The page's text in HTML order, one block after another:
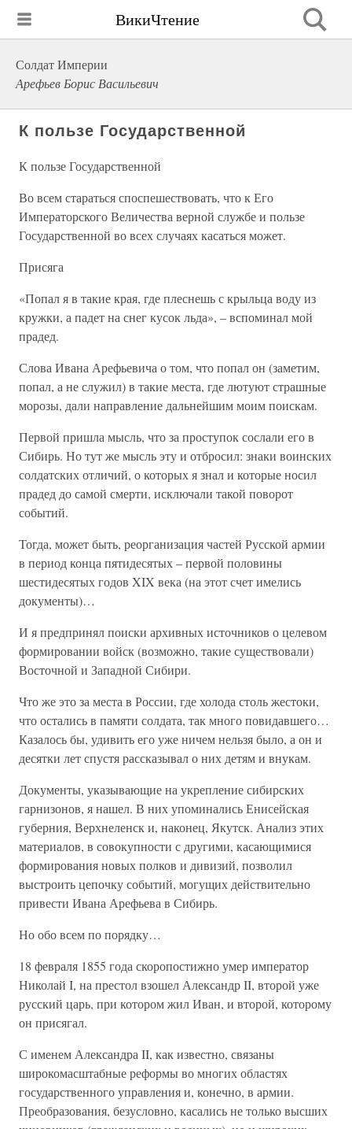
ВикиЧтение
Солдат Империи
Арефьев Борис Васильевич
К пользе Государственной
К пользе Государственной
Во всем стараться споспешествовать, что к Его
Императорского Величества верной службе и пользе
Государственной во всех случаях касаться может.
Присяга
«Попал я в такие края, где плеснешь с крыльца воду из
кружки, а падет на снег кусок льда», – вспоминал мой
прадед.
Слова Ивана Арефьевича о том, что попал он (заметим,
попал, а не служил) в такие места, где лютуют страшные
морозы, дали направление дальнейшим моим поискам.
Первой пришла мысль, что за проступок сослали его в
Сибирь. Но тут же мысль эту и отбросил: знаки воинских
солдатских отличий, о которых я знал и которые носил
прадед до самой смерти, исключали такой поворот
событий.
Тогда, может быть, реорганизация частей Русской армии
в период конца пятидесятых – первой половины
шестидесятых годов XIX века (на этот счет имелись
документы)…
И я предпринял поиски архивных источников о целевом
формировании войск (возможно, такие существовали)
Восточной и Западной Сибири.
Что же это за места в России, где холода столь жестоки,
что остались в памяти солдата, так много повидавшего…
Казалось бы, удивить его уже ничем нельзя было, а он и
десятки лет спустя рассказывал о них детям и внукам.
Документы, указывающие на укрепление сибирских
гарнизонов, я нашел. В них упоминались Енисейская
губерния, Верхнеленск и, наконец, Якутск. Анализ этих
материалов, в совокупности с другими, касающимися
формирования новых полков и дивизий, позволил
выстроить цепочку событий, могущих действительно
привести Ивана Арефьева в Сибирь.
Но обо всем по порядку…
18 февраля 1855 года скоропостижно умер император
Николай I, на престол взошел Александр II, второй уже
русский царь, при котором жил Иван, и второй, которому
он присягал.
С именем Александра II, как известно, связаны
широкомасштабные реформы во многих областях
государственного управления и, конечно, в армии.
Преобразования, безусловно, касались не только высших